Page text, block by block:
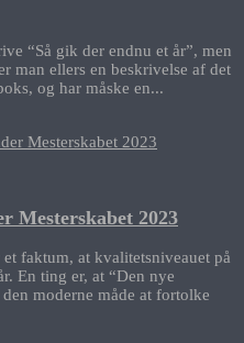
“Så gik der endnu et år”, men
man ellers en beskrivelse af det
og har måske en...
Mesterskabet 2023
faktum, at kvalitetsniveauet på
En ting er, at “Den nye
moderne måde at fortolke